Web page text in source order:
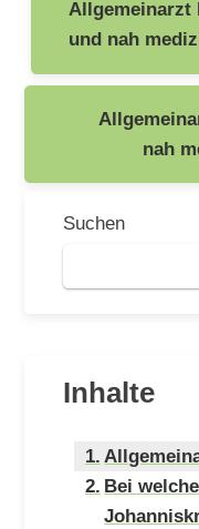
Allgemeinarzt
und nah
nah
Suchen
Inhalte
Bei